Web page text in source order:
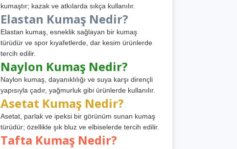
kumaştır; kazak ve atkılarda sıkça kullanılır.
Elastan Kumaş Nedir?
Elastan kumaş, esneklik sağlayan bir kumaş
türüdür ve spor kıyafetlerde, dar kesim ürünlerde
tercih edilir.
Naylon Kumaş Nedir?
Naylon kumaş, dayanıklılığı ve suya karşı dirençli
yapısıyla çadır, yağmurluk gibi ürünlerde kullanılır.
Asetat Kumaş Nedir?
Asetat, parlak ve ipeksi bir görünüm sunan kumaş
türüdür; özellikle şık bluz ve elbiselerde tercih edilir.
Tafta Kumaş Nedir?